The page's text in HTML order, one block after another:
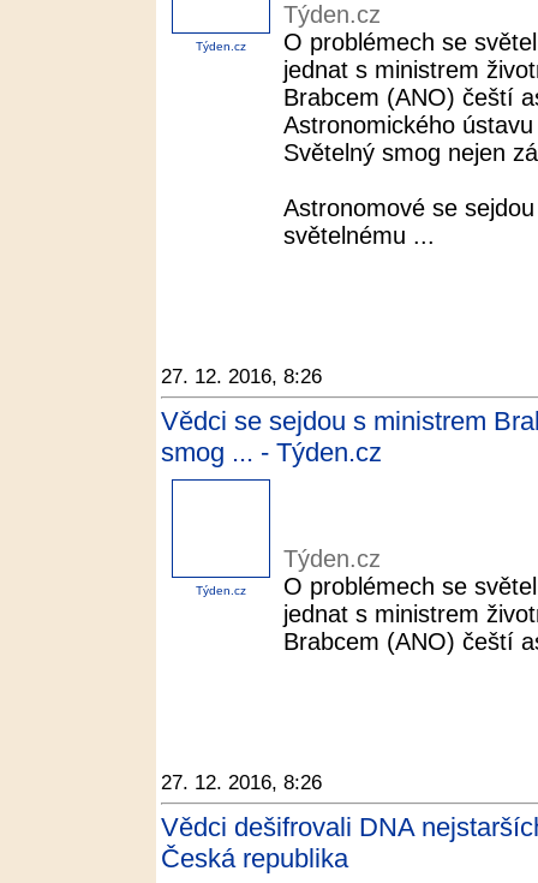
Týden.cz
Týden.cz
O problémech se
jednat s ministrem
Brabcem (ANO) čeští
Astronomického
Světelný smog nejen
Astronomové se
světelnému ...
27. 12. 2016, 8:26
Vědci se sejdou s ministrem
smog ... - Týden.cz
Týden.cz
Týden.cz
O problémech se
jednat s ministrem
Brabcem (ANO) čeští
27. 12. 2016, 8:26
Vědci dešifrovali DNA
Česká republika